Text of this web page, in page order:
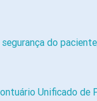
segurança do paciente
Unificado de